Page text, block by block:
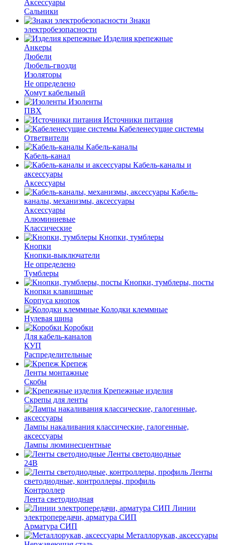
Аксессуары
Сальники
Знаки
электробезопасности
Изделия крепежные
Анкеры
Дюбели
Дюбель-гвозди
Изоляторы
Не определено
Хомут кабельный
Изоленты
ПВХ
Источники питания
Кабеленесущие системы
Ответвители
Кабель-каналы
Кабель-канал
Кабель-каналы и
аксессуары
Аксессуары
Кабель-
каналы, механизмы, аксессуары
Аксессуары
Алюминиевые
Классические
Кнопки, тумблеры
Кнопки
Кнопки-выключатели
Не определено
Тумблеры
Кнопки, тумблеры, посты
Кнопки клавишные
Корпуса кнопок
Колодки клеммные
Нулевая шина
Коробки
Для кабель-каналов
КУП
Распределительные
Крепеж
Ленты монтажные
Скобы
Крепежные изделия
Скрепы для ленты
Лампы накаливания классические, галогенные,
аксессуары
Лампы люминесцентные
Ленты светодиодные
24В
Ленты
светодиодные, контроллеры, профиль
Контроллер
Лента светодиодная
Линии
электропередачи, арматура СИП
Арматура СИП
Металлорукав, аксессуары